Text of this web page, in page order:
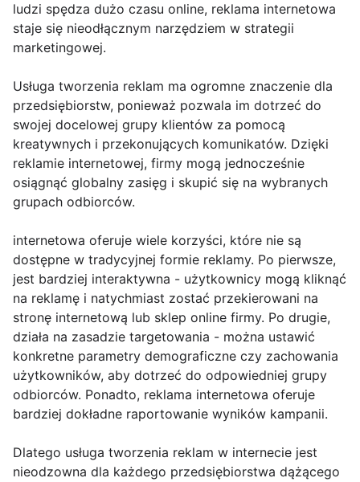
ludzi spędza dużo czasu online, reklama internetowa
staje się nieodłącznym narzędziem w strategii
marketingowej.
Usługa tworzenia reklam ma ogromne znaczenie dla
przedsiębiorstw, ponieważ pozwala im dotrzeć do
swojej docelowej grupy klientów za pomocą
kreatywnych i przekonujących komunikatów. Dzięki
reklamie internetowej, firmy mogą jednocześnie
osiągnąć globalny zasięg i skupić się na wybranych
grupach odbiorców.
internetowa oferuje wiele korzyści, które nie są
dostępne w tradycyjnej formie reklamy. Po pierwsze,
jest bardziej interaktywna - użytkownicy mogą kliknąć
na reklamę i natychmiast zostać przekierowani na
stronę internetową lub sklep online firmy. Po drugie,
działa na zasadzie targetowania - można ustawić
konkretne parametry demograficzne czy zachowania
użytkowników, aby dotrzeć do odpowiedniej grupy
odbiorców. Ponadto, reklama internetowa oferuje
bardziej dokładne raportowanie wyników kampanii.
Dlatego usługa tworzenia reklam w internecie jest
nieodzowna dla każdego przedsiębiorstwa dążącego